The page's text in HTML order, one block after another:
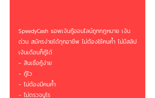
SpeedyCash แอพเงินกู้ออนไลน์ถูกกฎหมาย เงิน
ด่วน สมัครง่ายได้ทุกอาชีพ ไม่ต้องใช้คนค้ำ ไม่มีสลิป
เงินเดือนก็กู้ได้
- สินเชื่อกู้ง่าย
- กู้ไว
- ไม่ต้องมีคนค้ำ
- ไม่ตรวจบูโร